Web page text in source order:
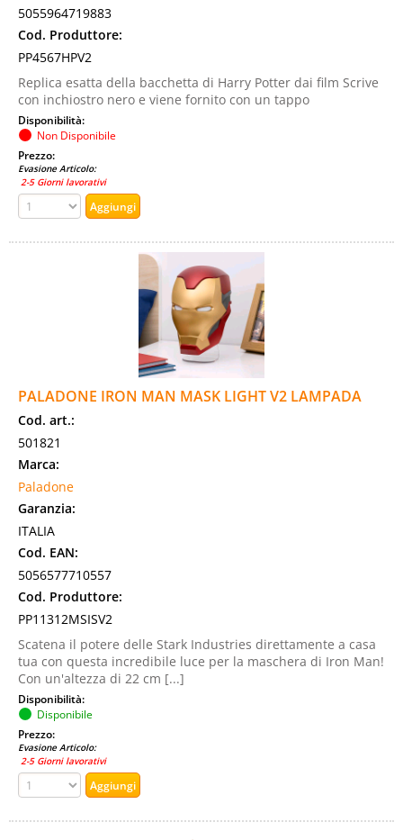
5055964719883
Cod. Produttore:
PP4567HPV2
Replica esatta della bacchetta di Harry Potter dai film Scrive
con inchiostro nero e viene fornito con un tappo
Disponibilità:
Non Disponibile
Prezzo:
Evasione Articolo:
2-5 Giorni lavorativi
PALADONE IRON MAN MASK LIGHT V2 LAMPADA
Cod. art.:
501821
Marca:
Paladone
Garanzia:
ITALIA
Cod. EAN:
5056577710557
Cod. Produttore:
PP11312MSISV2
Scatena il potere delle Stark Industries direttamente a casa
tua con questa incredibile luce per la maschera di Iron Man!
Con un'altezza di 22 cm [...]
Disponibilità:
Disponibile
Prezzo:
Evasione Articolo:
2-5 Giorni lavorativi